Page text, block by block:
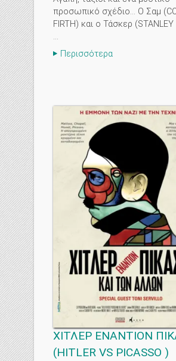
προσωπικό σχέδιο... Ο Σαμ
FIRTH) και ο Τάσκερ (STANLEY
...
Περισσότερα
ΧΙΤΛΕΡ ΕΝΑΝΤΙΟΝ
(HITLER VS PICASSO )